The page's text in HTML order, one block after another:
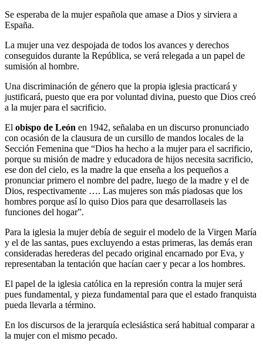
Se esperaba de la mujer española que amase a Dios y sirviera a
España.
La mujer una vez despojada de todos los avances y derechos
conseguidos durante la República, se verá relegada a un papel de
sumisión al hombre.
Una discriminación de género que la propia iglesia practicará y
justificará, puesto que era por voluntad divina, puesto que Dios creó
a la mujer para el sacrificio.
El obispo de León en 1942, señalaba en un discurso pronunciado
con ocasión de la clausura de un cursillo de mandos locales de la
Sección Femenina que “Dios ha hecho a la mujer para el sacrificio,
porque su misión de madre y educadora de hijos necesita sacrificio,
ese don del cielo, es la madre la que enseña a los pequeños a
pronunciar primero el nombre del padre, luego de la madre y el de
Dios, respectivamente …. Las mujeres son más piadosas que los
hombres porque así lo quiso Dios para que desarrollaseis las
funciones del hogar”.
Para la iglesia la mujer debía de seguir el modelo de la Virgen María
y el de las santas, pues excluyendo a estas primeras, las demás eran
consideradas herederas del pecado original encarnado por Eva, y
representaban la tentación que hacían caer y pecar a los hombres.
El papel de la iglesia católica en la represión contra la mujer será
pues fundamental, y pieza fundamental para que el estado franquista
pueda llevarla a término.
En los discursos de la jerarquía eclesiástica será habitual comparar a
la mujer con el mismo pecado.